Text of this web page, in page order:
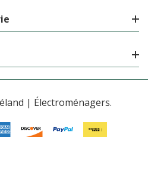
| Électroménagers.